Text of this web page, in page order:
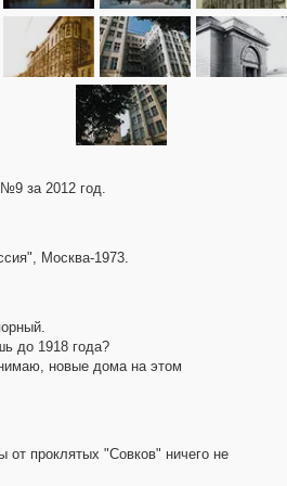
за 2012 год.
Москва-1973.
до 1918 года?
новые дома на этом
проклятых "Совков" ничего не